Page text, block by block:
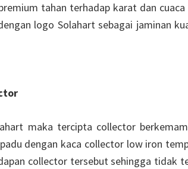
tahan terhadap karat dan cuaca
logo Solahart sebagai jaminan
maka tercipta collector
dengan kaca collector low iron
collector tersebut sehingga tidak